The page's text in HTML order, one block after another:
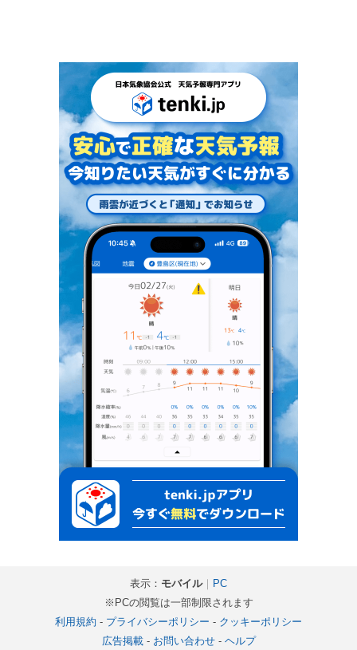
表示： モバイル｜ PC
※PCの閲覧は一部制限されます
利用規約 - プライバシーポリシー - クッキーポリシー
広告掲載- お問い合わせ- ヘルプ